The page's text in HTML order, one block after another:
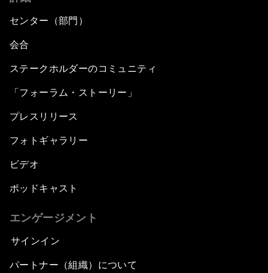
センター（部門）
会合
ステークホルダーのコミュニティ
「フォーラム・ストーリー」
プレスリリース
フォトギャラリー
ビデオ
ポッドキャスト
エンゲージメント
サインイン
パートナー（組織）について